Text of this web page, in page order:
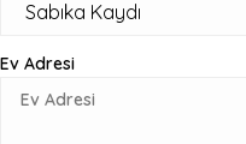
Ev Adresi